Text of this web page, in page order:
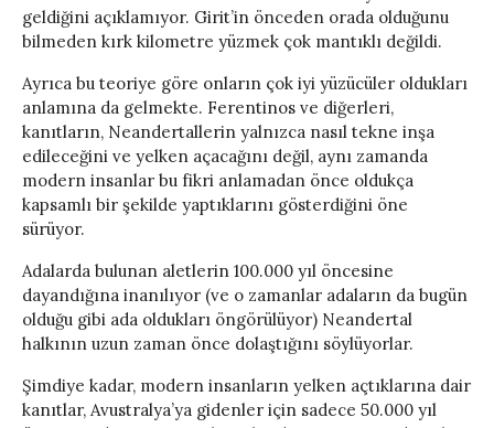
geldiğini açıklamıyor. Girit’in önceden orada olduğunu
bilmeden kırk kilometre yüzmek çok mantıklı değildi.
Ayrıca bu teoriye göre onların çok iyi yüzücüler oldukları
anlamına da gelmekte. Ferentinos ve diğerleri,
kanıtların, Neandertallerin yalnızca nasıl tekne inşa
edileceğini ve yelken açacağını değil, aynı zamanda
modern insanlar bu fikri anlamadan önce oldukça
kapsamlı bir şekilde yaptıklarını gösterdiğini öne
sürüyor.
Adalarda bulunan aletlerin 100.000 yıl öncesine
dayandığına inanılıyor (ve o zamanlar adaların da bugün
olduğu gibi ada oldukları öngörülüyor) Neandertal
halkının uzun zaman önce dolaştığını söylüyorlar.
Şimdiye kadar, modern insanların yelken açtıklarına dair
kanıtlar, Avustralya’ya gidenler için sadece 50.000 yıl